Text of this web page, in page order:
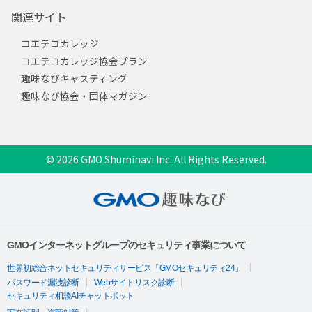
関連サイト
コエテコカレッジ
コエテコカレッジ協会プラン
趣味なびキャスティング
趣味なび協会・団体マガジン
© 2026 GMO Shuminavi Inc. All Rights Reserved.